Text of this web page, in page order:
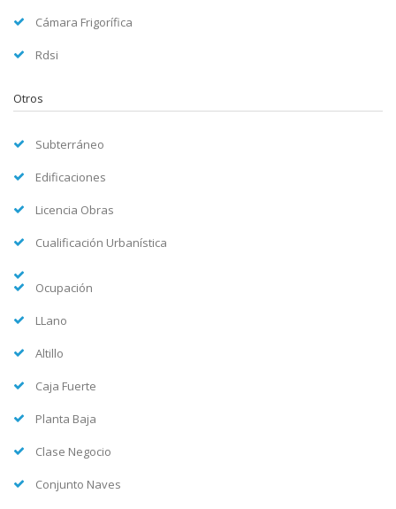
Cámara Frigorífica
Rdsi
Otros
Subterráneo
Edificaciones
Licencia Obras
Cualificación Urbanística
Ocupación
LLano
Altillo
Caja Fuerte
Planta Baja
Clase Negocio
Conjunto Naves